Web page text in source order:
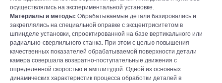
осуществлялись на экспериментальной установке.
Материалы и методы: Обрабатываемые детали базировались и
закреплялись на специальной оправке с эксцентриситетом в
шпинделе установки, спроектированной на базе вертикального или
радиально-сверлильного станка. При этом с целью повышения
качественных показателей обрабатываемой поверхности детали
камера совершала возвратно-поступательные движения с
определенной скоростью и амплитудой. Одной из основных
динамических характеристик процесса обработки деталей в